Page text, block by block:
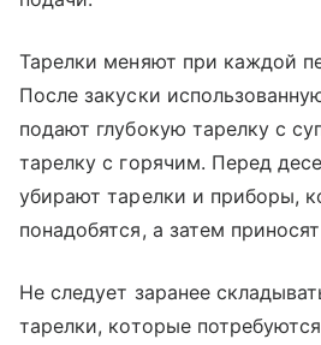
Тарелки меняют при каждой
После закуски
подают глубокую тарелку с
тарелку с горячим. Перед
убирают тарелки и приборы,
понадобятся, а затем
Не следует заранее
тарелки, которые